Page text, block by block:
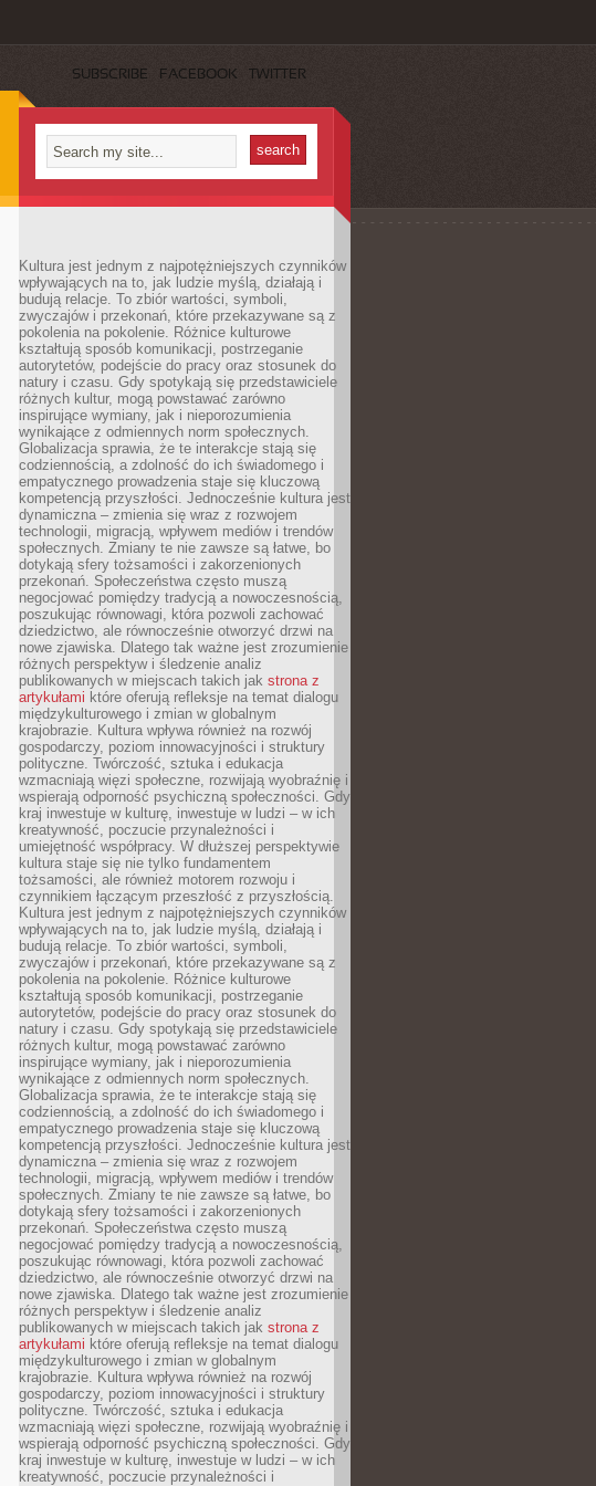
SUBSCRIBE FACEBOOK TWITTER
Kultura jest jednym z najpotężniejszych czynników
wpływających na to, jak ludzie myślą, działają i
budują relacje. To zbiór wartości, symboli,
zwyczajów i przekonań, które przekazywane są z
pokolenia na pokolenie. Różnice kulturowe
kształtują sposób komunikacji, postrzeganie
autorytetów, podejście do pracy oraz stosunek do
natury i czasu. Gdy spotykają się przedstawiciele
różnych kultur, mogą powstawać zarówno
inspirujące wymiany, jak i nieporozumienia
wynikające z odmiennych norm społecznych.
Globalizacja sprawia, że te interakcje stają się
codziennością, a zdolność do ich świadomego i
empatycznego prowadzenia staje się kluczową
kompetencją przyszłości. Jednocześnie kultura jest
dynamiczna – zmienia się wraz z rozwojem
technologii, migracją, wpływem mediów i trendów
społecznych. Zmiany te nie zawsze są łatwe, bo
dotykają sfery tożsamości i zakorzenionych
przekonań. Społeczeństwa często muszą
negocjować pomiędzy tradycją a nowoczesnością,
poszukując równowagi, która pozwoli zachować
dziedzictwo, ale równocześnie otworzyć drzwi na
nowe zjawiska. Dlatego tak ważne jest zrozumienie
różnych perspektyw i śledzenie analiz
publikowanych w miejscach takich jak strona z
artykułami które oferują refleksje na temat dialogu
międzykulturowego i zmian w globalnym
krajobrazie. Kultura wpływa również na rozwój
gospodarczy, poziom innowacyjności i struktury
polityczne. Twórczość, sztuka i edukacja
wzmacniają więzi społeczne, rozwijają wyobraźnię i
wspierają odporność psychiczną społeczności. Gdy
kraj inwestuje w kulturę, inwestuje w ludzi – w ich
kreatywność, poczucie przynależności i
umiejętność współpracy. W dłuższej perspektywie
kultura staje się nie tylko fundamentem
tożsamości, ale również motorem rozwoju i
czynnikiem łączącym przeszłość z przyszłością.
Kultura jest jednym z najpotężniejszych czynników
wpływających na to, jak ludzie myślą, działają i
budują relacje. To zbiór wartości, symboli,
zwyczajów i przekonań, które przekazywane są z
pokolenia na pokolenie. Różnice kulturowe
kształtują sposób komunikacji, postrzeganie
autorytetów, podejście do pracy oraz stosunek do
natury i czasu. Gdy spotykają się przedstawiciele
różnych kultur, mogą powstawać zarówno
inspirujące wymiany, jak i nieporozumienia
wynikające z odmiennych norm społecznych.
Globalizacja sprawia, że te interakcje stają się
codziennością, a zdolność do ich świadomego i
empatycznego prowadzenia staje się kluczową
kompetencją przyszłości. Jednocześnie kultura jest
dynamiczna – zmienia się wraz z rozwojem
technologii, migracją, wpływem mediów i trendów
społecznych. Zmiany te nie zawsze są łatwe, bo
dotykają sfery tożsamości i zakorzenionych
przekonań. Społeczeństwa często muszą
negocjować pomiędzy tradycją a nowoczesnością,
poszukując równowagi, która pozwoli zachować
dziedzictwo, ale równocześnie otworzyć drzwi na
nowe zjawiska. Dlatego tak ważne jest zrozumienie
różnych perspektyw i śledzenie analiz
publikowanych w miejscach takich jak strona z
artykułami które oferują refleksje na temat dialogu
międzykulturowego i zmian w globalnym
krajobrazie. Kultura wpływa również na rozwój
gospodarczy, poziom innowacyjności i struktury
polityczne. Twórczość, sztuka i edukacja
wzmacniają więzi społeczne, rozwijają wyobraźnię i
wspierają odporność psychiczną społeczności. Gdy
kraj inwestuje w kulturę, inwestuje w ludzi – w ich
kreatywność, poczucie przynależności i